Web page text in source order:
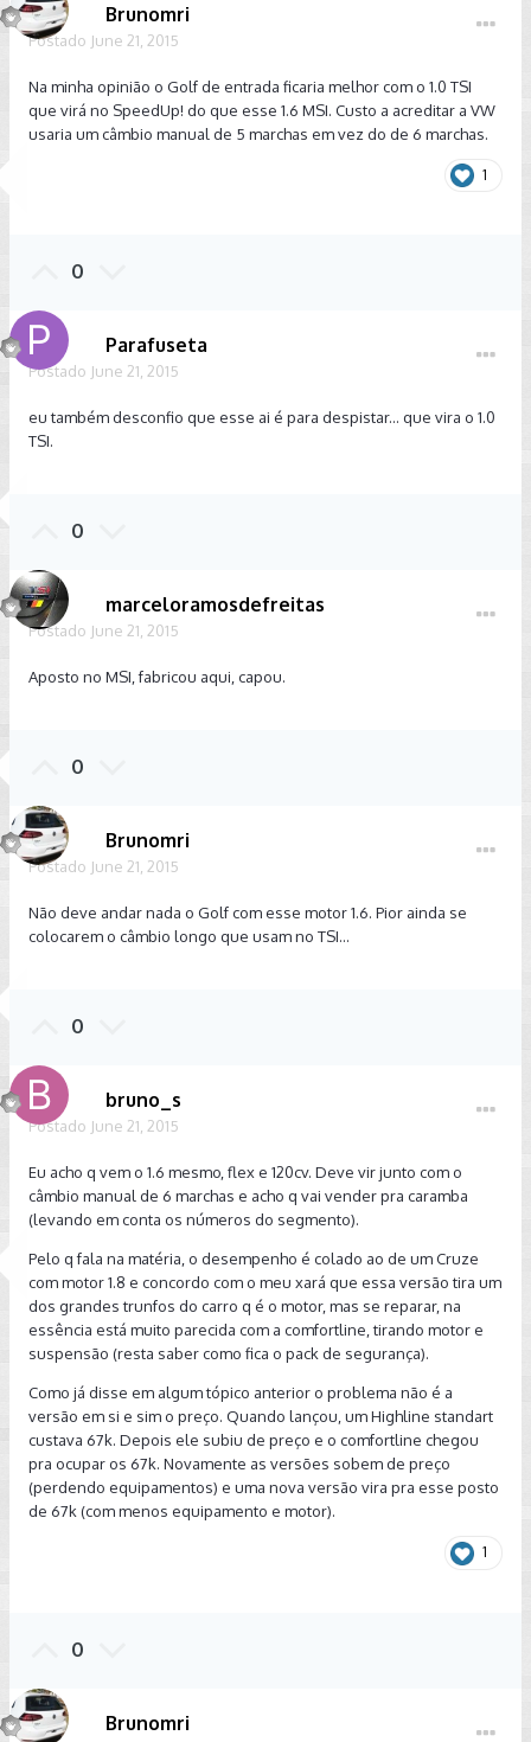
Brunomri
Postado June 21, 2015
Na minha opinião o Golf de entrada ficaria melhor com o 1.0 TSI
que virá no SpeedUp! do que esse 1.6 MSI. Custo a acreditar a VW
usaria um câmbio manual de 5 marchas em vez do de 6 marchas.
1
0
Parafuseta
Postado June 21, 2015
eu também desconfio que esse ai é para despistar... que vira o 1.0
TSI.
0
marceloramosdefreitas
Postado June 21, 2015
Aposto no MSI, fabricou aqui, capou.
0
Brunomri
Postado June 21, 2015
Não deve andar nada o Golf com esse motor 1.6. Pior ainda se
colocarem o câmbio longo que usam no TSI...
0
bruno_s
Postado June 21, 2015
Eu acho q vem o 1.6 mesmo, flex e 120cv. Deve vir junto com o
câmbio manual de 6 marchas e acho q vai vender pra caramba
(levando em conta os números do segmento).
Pelo q fala na matéria, o desempenho é colado ao de um Cruze
com motor 1.8 e concordo com o meu xará que essa versão tira um
dos grandes trunfos do carro q é o motor, mas se reparar, na
essência está muito parecida com a comfortline, tirando motor e
suspensão (resta saber como fica o pack de segurança).
Como já disse em algum tópico anterior o problema não é a
versão em si e sim o preço. Quando lançou, um Highline standart
custava 67k. Depois ele subiu de preço e o comfortline chegou
pra ocupar os 67k. Novamente as versões sobem de preço
(perdendo equipamentos) e uma nova versão vira pra esse posto
de 67k (com menos equipamento e motor).
1
0
Brunomri